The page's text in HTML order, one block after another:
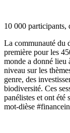
10 000 participants,
La communauté du
première pour les
monde a donné lieu
niveau sur les
genre, des
biodiversité. Ces
panélistes et ont
mot-dièse